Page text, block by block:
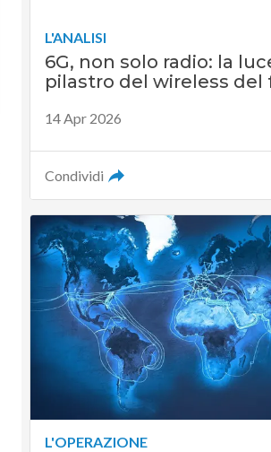
L'ANALISI
6G, non solo radio: la
pilastro del wireless del
14 Apr 2026
Condividi
L'OPERAZIONE